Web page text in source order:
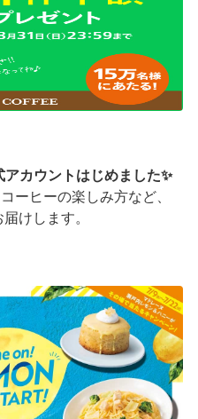
カウントはじめました✨
ーヒーの楽しみ方など、
けします。